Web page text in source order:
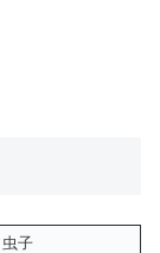
虫子